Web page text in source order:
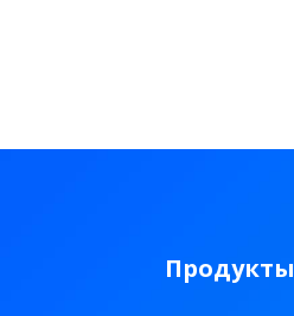
Продукты